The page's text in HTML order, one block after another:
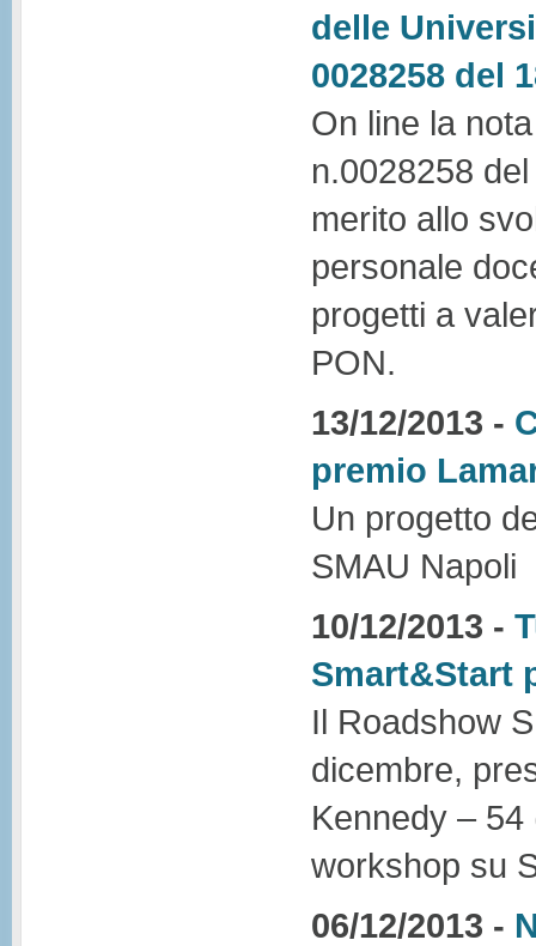
delle
0028258 del
On line la
n.0028258
merito allo
personale
progetti a
PON.
13/12/2013 -
premio
Un progetto
SMAU Napoli
10/12/2013 -
Smart&Start
Il Roadshow
dicembre,
Kennedy –
workshop su
06/12/2013 -